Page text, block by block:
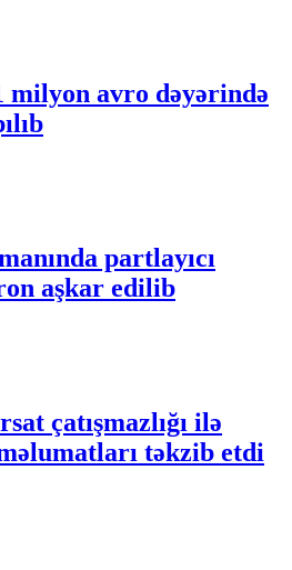
milyon avro dəyərində
partlayıcı
aşkar edilib
çatışmazlığı ilə
təkzib etdi